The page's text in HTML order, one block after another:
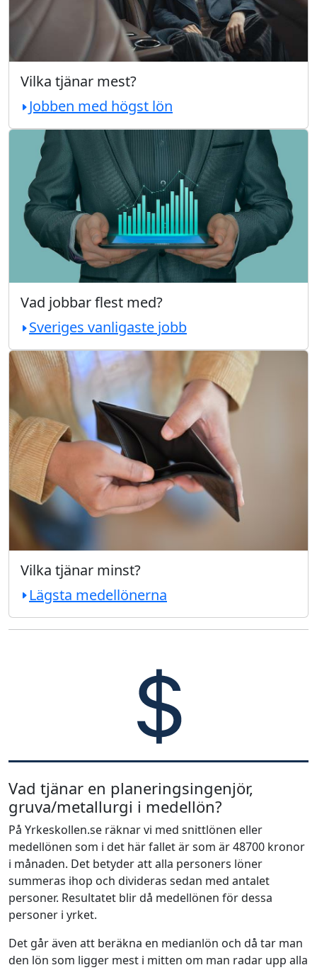
Vilka tjänar mest?
Jobben med högst lön
Vad jobbar flest med?
Sveriges vanligaste jobb
Vilka tjänar minst?
Lägsta medellönerna
Vad tjänar en planeringsingenjör,
gruva/metallurgi i medellön?
På Yrkeskollen.se räknar vi med snittlönen eller
medellönen som i det här fallet är som är 48700 kronor
i månaden. Det betyder att alla personers löner
summeras ihop och divideras sedan med antalet
personer. Resultatet blir då medellönen för dessa
personer i yrket.
Det går även att beräkna en medianlön och då tar man
den lön som ligger mest i mitten om man radar upp alla